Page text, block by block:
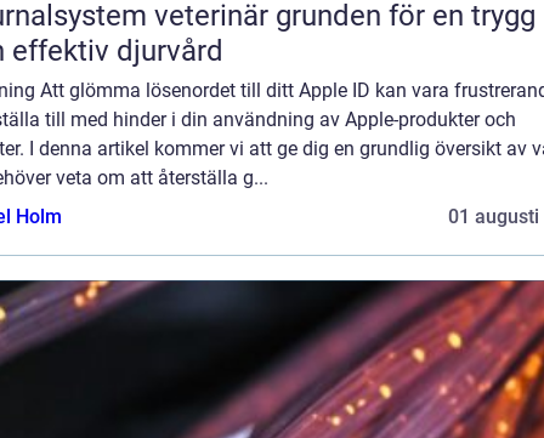
veterinär grunden för en trygg
effektiv djurvård
Att glömma lösenordet till ditt Apple ID kan vara
till med hinder i din användning av Apple-produkter och
I denna artikel kommer vi att ge dig en grundlig översikt av
veta om att återställa g...
Holm
01 augusti